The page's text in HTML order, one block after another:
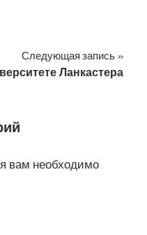
Следующая запись
Ланкастера
вам необходимо